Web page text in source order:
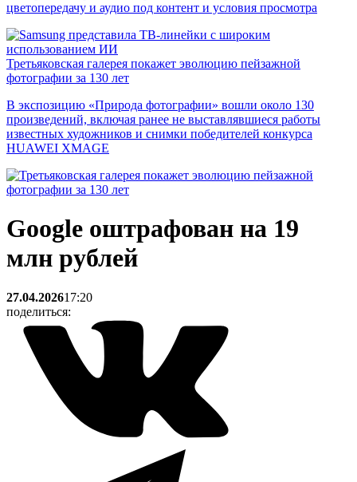
цветопередачу и аудио под контент и условия просмотра
Третьяковская галерея покажет эволюцию пейзажной
фотографии за 130 лет
В экспозицию «Природа фотографии» вошли около 130
произведений, включая ранее не выставлявшиеся работы
известных художников и снимки победителей конкурса
HUAWEI XMAGE
Google оштрафован на 19
млн рублей
27.04.202617:20
поделиться: